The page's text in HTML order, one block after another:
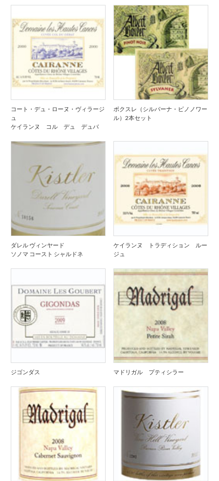
コート・デュ・ローヌ・ヴィラージ
ュ
ケイランヌ コル デュ デュバ
ボクスレ（シルバーナ・ピノノワー
ル）2本セット
ダレル ヴィンヤード
ソノマ コースト シャルドネ
ケイランヌ トラディション ルー
ジュ
ジゴンダス マドリガル プティシラー